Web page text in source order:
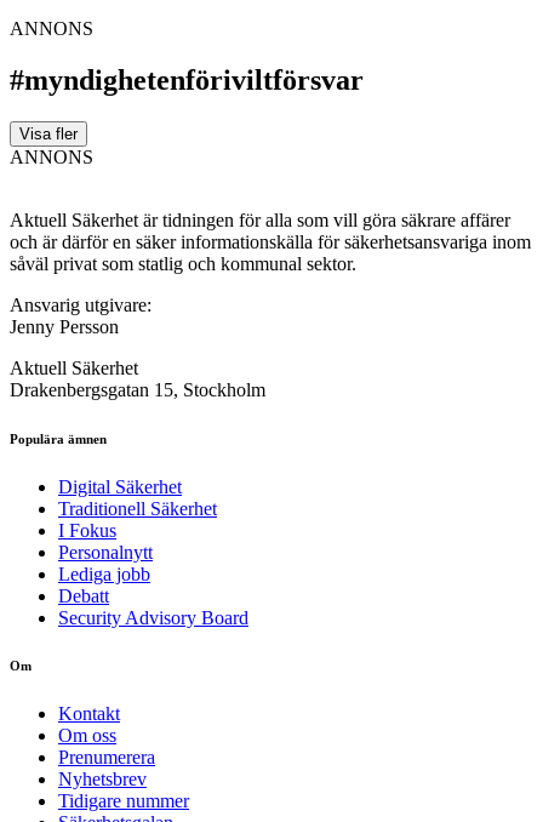
ANNONS
#myndighetenföriviltförsvar
Visa fler
ANNONS
Aktuell Säkerhet är tidningen för alla som vill göra säkrare affärer
och är därför en säker informationskälla för säkerhets­ansvariga inom
såväl privat som statlig och kommunal sektor.
Ansvarig utgivare:
Jenny Persson
Aktuell Säkerhet
Drakenbergsgatan 15, Stockholm
Populära ämnen
Digital Säkerhet
Traditionell Säkerhet
I Fokus
Personalnytt
Lediga jobb
Debatt
Security Advisory Board
Om
Kontakt
Om oss
Prenumerera
Nyhetsbrev
Tidigare nummer